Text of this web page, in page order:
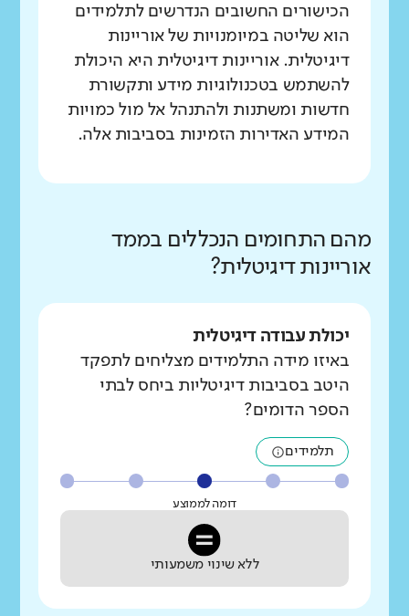
הכישורים החשובים הנדרשים לתלמידים
הוא שליטה במיומנויות של אוריינות
דיגיטלית. אוריינות דיגיטלית היא היכולת
להשתמש בטכנולוגיות מידע ותקשורת
חדשות ומשתנות ולהתנהל אל מול כמויות
המידע האדירות הזמינות בסביבות אלה.
מהם התחומים הנכללים בממד
אוריינות דיגיטלית?
יכולת עבודה דיגיטלית
באיזו מידה התלמידים מצליחים לתפקד
היטב בסביבות דיגיטליות ביחס לבתי
הספר הדומים?
תלמידים
דומה לממוצע
ללא שינוי משמעותי